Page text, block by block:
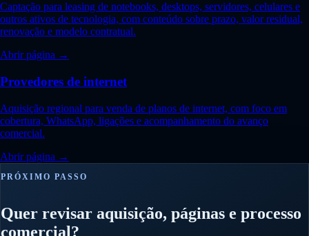
Captação para leasing de notebooks, desktops, servidores, celulares e
outros ativos de tecnologia, com conteúdo sobre prazo, valor residual,
renovação e modelo contratual.
Abrir página →
Provedores de internet
Aquisição regional para venda de planos de internet, com foco em
cobertura, WhatsApp, ligações e acompanhamento do avanço
comercial.
Abrir página →
PRÓXIMO PASSO
Quer revisar aquisição, páginas e processo
comercial?